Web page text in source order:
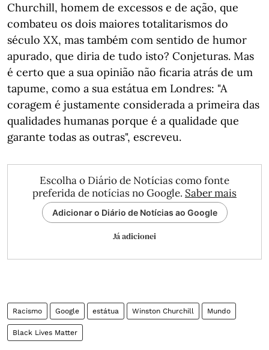
Churchill, homem de excessos e de ação, que
combateu os dois maiores totalitarismos do
século XX, mas também com sentido de humor
apurado, que diria de tudo isto? Conjeturas. Mas
é certo que a sua opinião não ficaria atrás de um
tapume, como a sua estátua em Londres: "A
coragem é justamente considerada a primeira das
qualidades humanas porque é a qualidade que
garante todas as outras", escreveu.
Escolha o Diário de Notícias como fonte
preferida de notícias no Google. Saber mais
Adicionar o Diário de Notícias ao Google
Já adicionei
Racismo Google estátua Winston Churchill Mundo
Black Lives Matter